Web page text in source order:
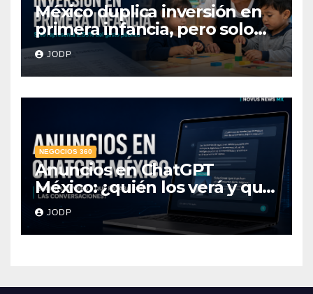
México duplica inversión en
primera infancia, pero solo
destina 2.53% del gasto
público
JODP
NEGOCIOS 360
Anuncios en ChatGPT
México: ¿quién los verá y qué
pasará con las
conversaciones?
JODP